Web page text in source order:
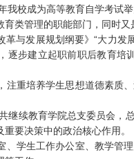
校成为高等教育自学考试
类管理的职能部门，同时
与发展规划纲要》“大力
逐步建立起职前职后教育培
注重培养学生思想道德素质
继续教育学院总支委员会，
要决策中的政治核心作用。
学生工作办公室、教学管